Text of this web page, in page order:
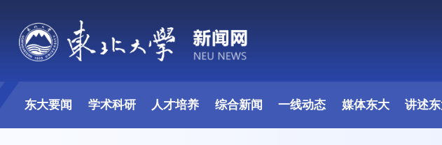
东大要闻 学术科研 人才培养 综合新闻 一线动态 媒体东大 讲述